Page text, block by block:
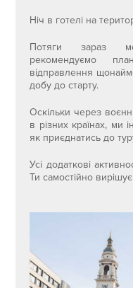
Ніч в готелі на
Потяги зараз
рекомендуємо
відправлення
добу до старту.
Оскільки через
в різних країнах, ми
як приєднатись до
Усі додаткові
Ти самостійно